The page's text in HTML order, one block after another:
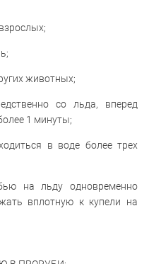
животных;
со льда, вперед
1 минуты;
в воде более трех
на льду одновременно
вплотную к купели на